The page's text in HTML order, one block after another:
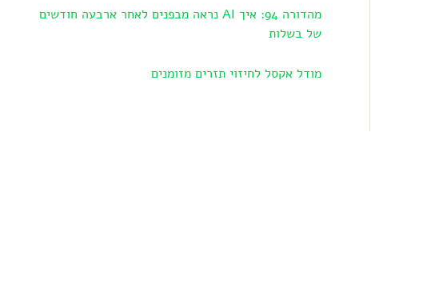
מהדורה 94: איך AI נראה מבפנים לאחר ארבעה חודשים
של בשלות
מודל אקסל לחיזוי תזרים מזומנים